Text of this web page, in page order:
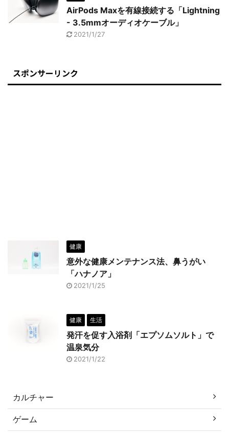
AirPods Maxを有線接続する「Lightning
- 3.5mmオーディオケーブル」
2021/1/27
スポンサーリンク
健康
意外な健康メンテナンス法、鼻うがい
「ハナノア」
2021/1/25
健康 生活
発汗を促す入浴剤「エプソムソルト」で
温泉気分
2021/1/22
カルチャー
ゲーム